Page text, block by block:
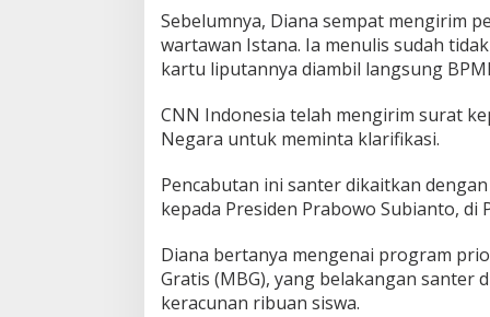
Sebelumnya, Diana sempat mengirim
wartawan Istana. Ia menulis sudah
kartu liputannya diambil langsung
CNN Indonesia telah mengirim surat
Negara untuk meminta klarifikasi.
Pencabutan ini santer dikaitkan
kepada Presiden Prabowo Subianto, di
Diana bertanya mengenai program
Gratis (MBG), yang belakangan santer
keracunan ribuan siswa.